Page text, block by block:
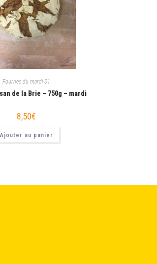
Fournée du mardi S1
de la Brie – 750g – mardi
8,50€
Ajouter au panier